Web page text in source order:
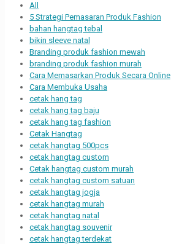
All
5 Strategi Pemasaran Produk Fashion
bahan hangtag tebal
bikin sleeve natal
Branding produk fashion mewah
branding produk fashion murah
Cara Memasarkan Produk Secara Online
Cara Membuka Usaha
cetak hang tag
cetak hang tag baju
cetak hang tag fashion
Cetak Hangtag
cetak hangtag 500pcs
cetak hangtag custom
Cetak hangtag custom murah
cetak hangtag custom satuan
cetak hangtag jogja
cetak hangtag murah
cetak hangtag natal
cetak hangtag souvenir
cetak hangtag terdekat